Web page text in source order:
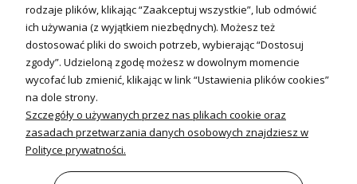
Kuchnia
Zlewozmywaki
Baterie kuchenne
Młynki do odpadów
Wentylacja i Informacje
Wentylatory
rodzaje plików, klikając “Zaakceptuj wszystkie”, lub odmówić
ich używania (z wyjątkiem niezbędnych). Możesz też
dostosować pliki do swoich potrzeb, wybierając “Dostosuj
zgody”. Udzieloną zgodę możesz w dowolnym momencie
wycofać lub zmienić, klikając w link “Ustawienia plików cookies”
na dole strony.
Szczegóły o używanych przez nas plikach cookie oraz
zasadach przetwarzania danych osobowych znajdziesz w
Polityce prywatności.